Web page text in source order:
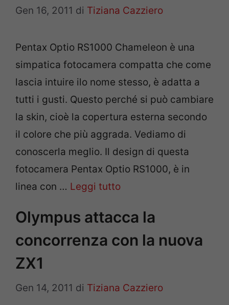
Gen 16, 2011 di Tiziana Cazziero
Pentax Optio RS1000 Chameleon è una
simpatica fotocamera compatta che come
lascia intuire ilo nome stesso, è adatta a
tutti i gusti. Questo perché si può cambiare
la skin, cioè la copertura esterna secondo
il colore che più aggrada. Vediamo di
conoscerla meglio. Il design di questa
fotocamera Pentax Optio RS1000, è in
linea con … Leggi tutto
Olympus attacca la
concorrenza con la nuova
ZX1
Gen 14, 2011 di Tiziana Cazziero